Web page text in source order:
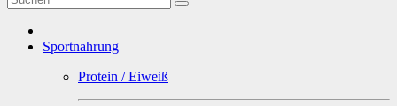
Sportnahrung
Protein / Eiweiß